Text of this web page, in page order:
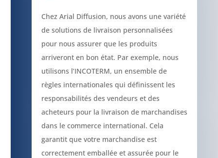
Chez Arial Diffusion, nous avons une variété
de solutions de livraison personnalisées
pour nous assurer que les produits
arriveront en bon état. Par exemple, nous
utilisons l’INCOTERM, un ensemble de
règles internationales qui définissent les
responsabilités des vendeurs et des
acheteurs pour la livraison de marchandises
dans le commerce international. Cela
garantit que votre marchandise est
correctement emballée et assurée pour le